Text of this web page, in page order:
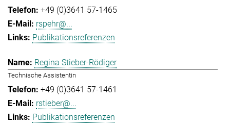
+49 (0)3641 57-1465
rspehr@...
Publikationsreferenzen
Regina Stieber-Rödiger
Technische Assistentin
+49 (0)3641 57-1461
rstieber@...
Publikationsreferenzen